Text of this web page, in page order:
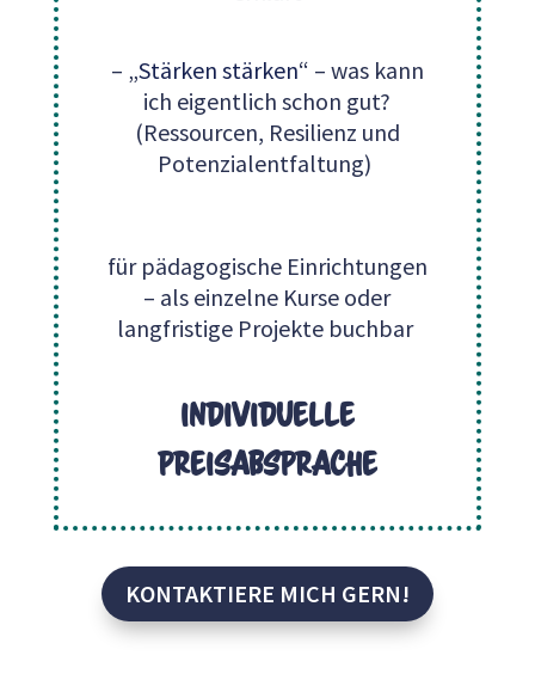
– „Stärken stärken“ – was kann
ich eigentlich schon gut?
(Ressourcen, Resilienz und
Potenzialentfaltung)
für pädagogische Einrichtungen
– als einzelne Kurse oder
langfristige Projekte buchbar
individuelle
Preisabsprache
KONTAKTIERE MICH GERN!